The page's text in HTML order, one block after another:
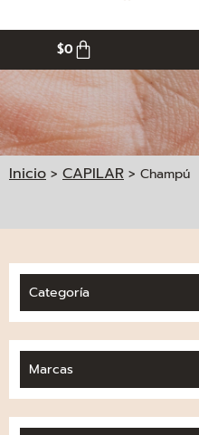
$0
Inicio > CAPILAR > Champú
Categoría
Marcas